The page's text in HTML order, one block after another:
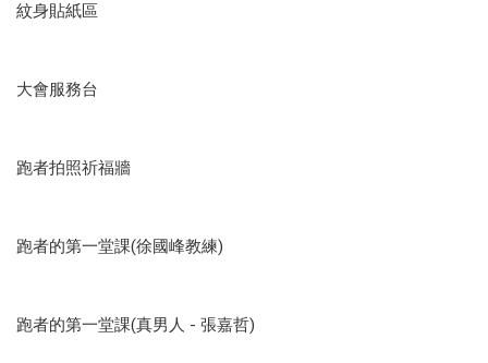
紋身貼紙區
大會服務台
跑者拍照祈福牆
跑者的第一堂課(徐國峰教練)
跑者的第一堂課(真男人 - 張嘉哲)